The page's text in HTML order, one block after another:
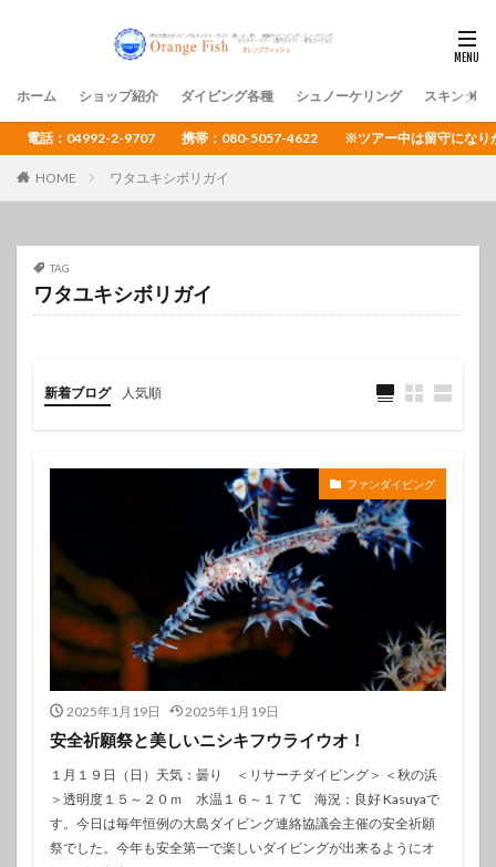
ホーム ショップ紹介 ダイビング各種 シュノーケリング スキンダイ
電話：04992-2-9707 携帯：080-5057-4622 ※ツアー中は留守になりがち
HOME ワタユキシボリガイ
TAG
ワタユキシボリガイ
新着ブログ 人気順
ファンダイビング
2025年1月19日 2025年1月19日
安全祈願祭と美しいニシキフウライウオ！
１月１９日（日）天気：曇り ＜リサーチダイビング＞ ＜秋の浜
＞透明度１５～２０ｍ 水温１６～１７℃ 海況：良好 Kasuyaで
す。今日は毎年恒例の大島ダイビング連絡協議会主催の安全祈願
祭でした。今年も安全第一で楽しいダイビングが出来るようにオ